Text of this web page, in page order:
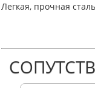
Легкая, прочная